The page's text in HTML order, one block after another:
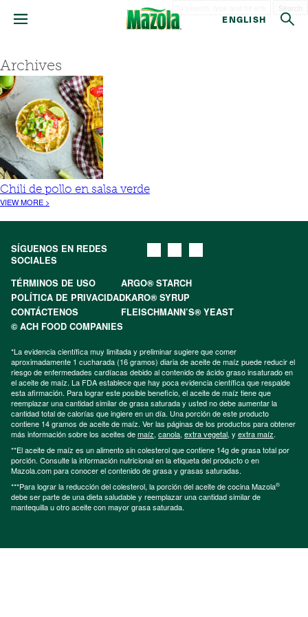
ENGLISH
Archives
Chili de pollo en salsa verde
VIEW MORE >
SÍGUENOS EN REDES
SOCIALES
TÉRMINOS DE USO
ARGO® STARCH
POLÍTICA DE PRIVACIDADKARO® SYRUP
CONTÁCTENOS
FLEISCHMANN’S® YEAST
© ACH FOOD COMPANIES
*La evidencia científica muy limitada y preliminar sugiere que comer
aproximadamente 1 cucharada (16 gramos) diaria de aceite de maíz puede reducir el
riesgo de enfermedades cardíacas debido al contenido de ácido graso insaturado en
el aceite de maíz. La FDA establece que hay poca evidencia científica que respalde
esta afirmación. Para lograr este posible beneficio, el aceite de maíz tiene que
reemplazar una cantidad similar de grasa saturada y usted no debe aumentar la
cantidad total de calorías que ingiere en un día. Una porción de este producto
contiene 14 gramos de aceite de maíz. Ver las páginas de los productos para obtener
más información sobre los aceites demaíz, canola, extra vegetal, y extra maíz.
**El aceite de maíz es un alimento sin colesterol que contiene 14g de grasa total por
porción. Consulte la información nutricional en la etiqueta del producto o en
Mazola.com para conocer el contenido de grasa y grasas saturadas.
***Para lograr la reducción del colesterol, la porción del aceite de cocina Mazola®
debe ser parte de una dieta saludable y reemplazar una cantidad similar de
mantequilla u otro aceite con mayor grasa saturada.